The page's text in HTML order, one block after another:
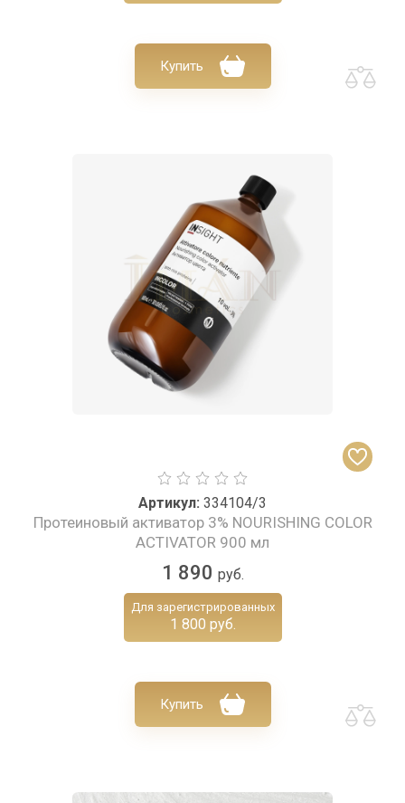
Купить
Артикул: 334104/3
Протеиновый активатор 3% NOURISHING COLOR
ACTIVATOR 900 мл
1 890 руб.
Для зарегистрированных
1 800 руб.
Купить